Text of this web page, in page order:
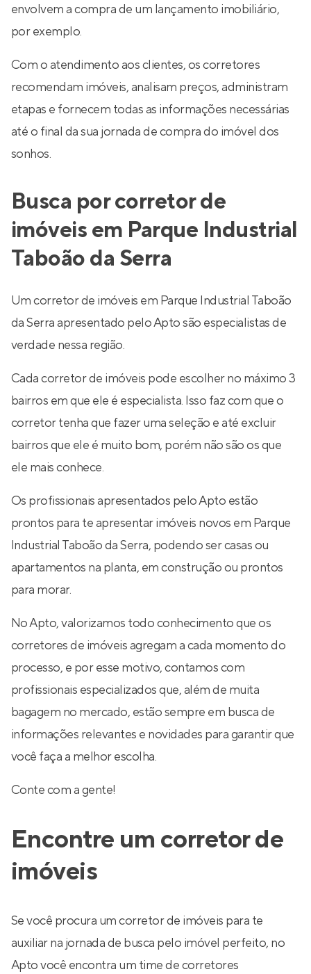
envolvem a compra de um lançamento imobiliário,
por exemplo.
Com o atendimento aos clientes, os corretores
recomendam imóveis, analisam preços, administram
etapas e fornecem todas as informações necessárias
até o final da sua jornada de compra do imóvel dos
sonhos.
Busca por corretor de
imóveis em Parque Industrial
Taboão da Serra
Um corretor de imóveis em Parque Industrial Taboão
da Serra apresentado pelo Apto são especialistas de
verdade nessa região.
Cada corretor de imóveis pode escolher no máximo 3
bairros em que ele é especialista. Isso faz com que o
corretor tenha que fazer uma seleção e até excluir
bairros que ele é muito bom, porém não são os que
ele mais conhece.
Os profissionais apresentados pelo Apto estão
prontos para te apresentar imóveis novos em Parque
Industrial Taboão da Serra, podendo ser casas ou
apartamentos na planta, em construção ou prontos
para morar.
No Apto, valorizamos todo conhecimento que os
corretores de imóveis agregam a cada momento do
processo, e por esse motivo, contamos com
profissionais especializados que, além de muita
bagagem no mercado, estão sempre em busca de
informações relevantes e novidades para garantir que
você faça a melhor escolha.
Conte com a gente!
Encontre um corretor de
imóveis
Se você procura um corretor de imóveis para te
auxiliar na jornada de busca pelo imóvel perfeito, no
Apto você encontra um time de corretores